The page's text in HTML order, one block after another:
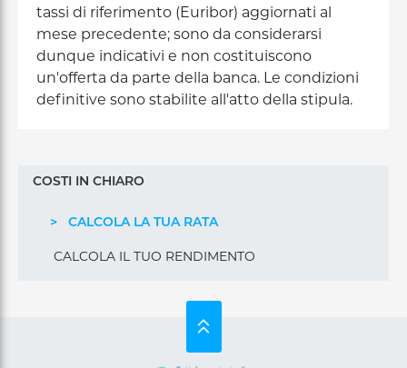
tassi di riferimento (Euribor) aggiornati al
mese precedente; sono da considerarsi
dunque indicativi e non costituiscono
un'offerta da parte della banca. Le condizioni
definitive sono stabilite all'atto della stipula.
Menu
calcolatori
COSTI IN CHIARO
CALCOLA LA TUA RATA
CALCOLA IL TUO RENDIMENTO
SU